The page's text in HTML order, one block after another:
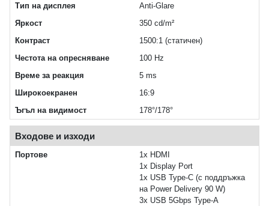
Тип на дисплея
Anti-Glare
Яркост
350 cd/m²
Контраст
1500:1 (статичен)
Честота на опресняване
100 Hz
Време за реакция
5 ms
Широкоекранен
16:9
Ъгъл на видимост
178°/178°
Входове и изходи
Портове
1x HDMI
1x Display Port
1x USB Type-C (с поддръжка
на Power Delivery 90 W)
3x USB 5Gbps Type-A